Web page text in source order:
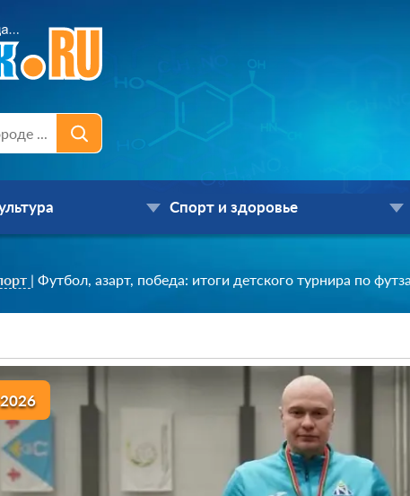
Спорт и здоровье
| Футбол, азарт, победа: итоги детского турнира по